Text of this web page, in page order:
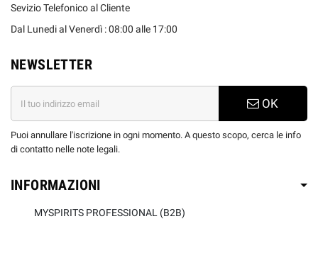
Sevizio Telefonico al Cliente
Dal Lunedi al Venerdì : 08:00 alle 17:00
NEWSLETTER
OK
Puoi annullare l'iscrizione in ogni momento. A questo scopo, cerca le info
di contatto nelle note legali.
INFORMAZIONI
MYSPIRITS PROFESSIONAL (B2B)